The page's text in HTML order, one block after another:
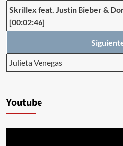
Skrillex feat. Justin Bieber &
[00:02:46]
Julieta Venegas
Youtube